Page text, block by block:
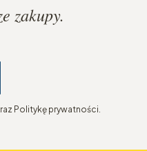
zakupy.
Politykę prywatności.